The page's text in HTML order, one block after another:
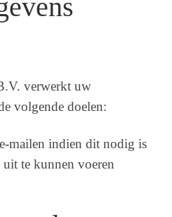
verwerkt uw
volgende doelen:
mailen indien dit nodig is
te kunnen voeren